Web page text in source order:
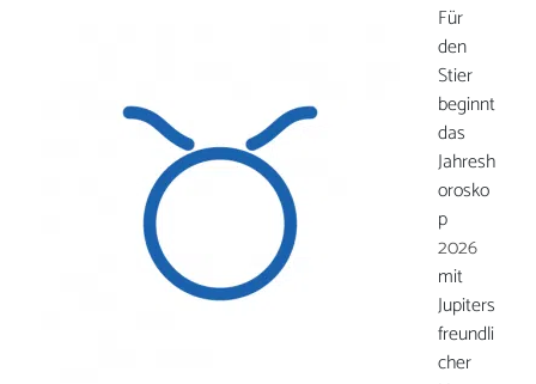
Für
den
Stier
beginnt
das
Jahresh
orosko
p
2026
mit
Jupiters
freundli
cher